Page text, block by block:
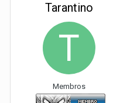
Tarantino
Membros